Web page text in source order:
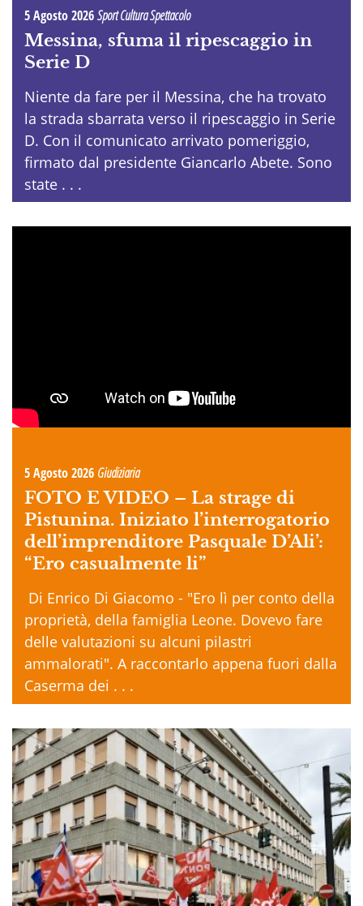
5 Agosto 2026Sport Cultura Spettacolo
Messina, sfuma il ripescaggio in
Serie D
Niente da fare per il Messina, che ha trovato
la strada sbarrata verso il ripescaggio in Serie
D. Con il comunicato arrivato pomeriggio,
firmato dal presidente Giancarlo Abete. Sono
state . . .
5 Agosto 2026 Giudiziaria
FOTO E VIDEO – La strage di
Pistunina. Iniziato l’interrogatorio
dell’imprenditore Pasquale D’Ali’:
“Ero casualmente li”
Di Enrico Di Giacomo - "Ero lì per conto della
proprietà, della famiglia Leone. Dovevo fare
delle valutazioni su alcuni pilastri
ammalorati". A raccontarlo appena fuori dalla
Caserma dei . . .